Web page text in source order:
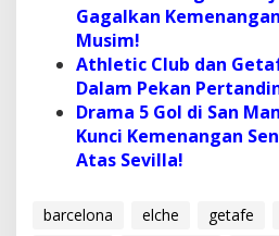
Gagalkan
Musim!
Athletic Club dan
Dalam Pekan
Drama 5 Gol di San
Kunci Kemenangan
Atas Sevilla!
barcelona elche getafe